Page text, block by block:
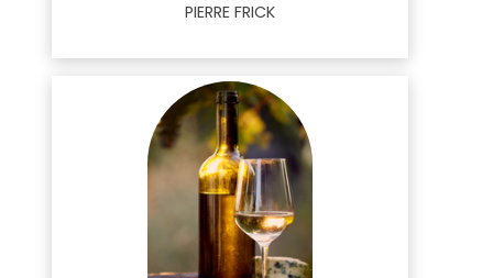
PIERRE FRICK